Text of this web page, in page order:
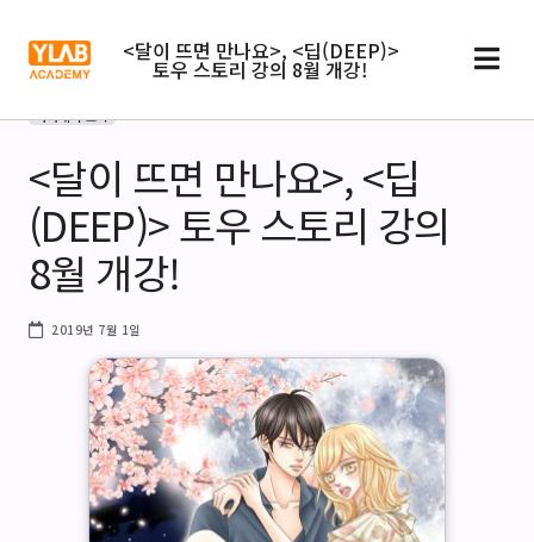
<달이 뜨면 만나요>, <딥(DEEP)>
토우 스토리 강의 8월 개강!
아카데미 소식
<달이 뜨면 만나요>, <딥
(DEEP)> 토우 스토리 강의
8월 개강!
2019년 7월 1일